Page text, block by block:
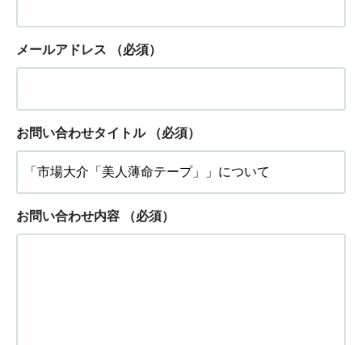
メールアドレス （必須）
お問い合わせタイトル （必須）
お問い合わせ内容 （必須）